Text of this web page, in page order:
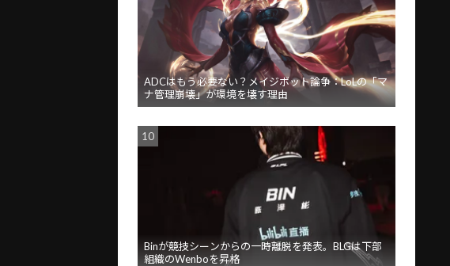
ADCはもう必要ない？メイジボット論争：LoLの「マ
ナ管理崩壊」が環境を壊す理由
Binが競技シーンからの一時離脱を発表。BLGは下部
組織のWenboを昇格